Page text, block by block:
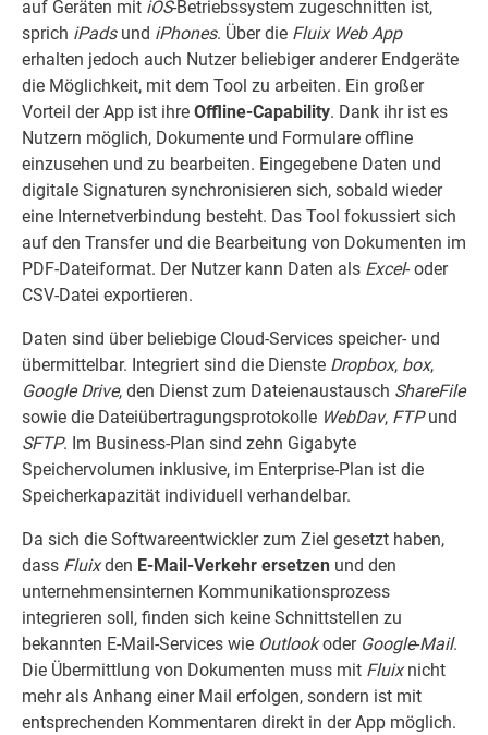
auf Geräten mit iOS-Betriebssystem zugeschnitten ist,
sprich iPadsund iPhones. Über die Fluix Web App
erhalten jedoch auch Nutzer beliebiger anderer Endgeräte
die Möglichkeit, mit dem Tool zu arbeiten. Ein großer
Vorteil der App ist ihre Offline-Capability. Dank ihr ist es
Nutzern möglich, Dokumente und Formulare offline
einzusehen und zu bearbeiten. Eingegebene Daten und
digitale Signaturen synchronisieren sich, sobald wieder
eine Internetverbindung besteht. Das Tool fokussiert sich
auf den Transfer und die Bearbeitung von Dokumenten im
PDF-Dateiformat. Der Nutzer kann Daten als Excel- oder
CSV-Datei exportieren.
Daten sind über beliebige Cloud-Services speicher- und
übermittelbar. Integriert sind die Dienste Dropbox, box,
Google Drive, den Dienst zum Dateienaustausch ShareFile
sowie die Dateiübertragungsprotokolle WebDav, FTPund
SFTP. Im Business-Plan sind zehn Gigabyte
Speichervolumen inklusive, im Enterprise-Plan ist die
Speicherkapazität individuell verhandelbar.
Da sich die Softwareentwickler zum Ziel gesetzt haben,
dass Fluixden E-Mail-Verkehr ersetzen und den
unternehmensinternen Kommunikationsprozess
integrieren soll, finden sich keine Schnittstellen zu
bekannten E-Mail-Services wie Outlookoder Google-Mail.
Die Übermittlung von Dokumenten muss mit Fluixnicht
mehr als Anhang einer Mail erfolgen, sondern ist mit
entsprechenden Kommentaren direkt in der App möglich.